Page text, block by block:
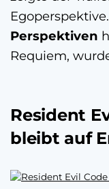
Perspektiven
Requiem,
Resident
bleibt auf